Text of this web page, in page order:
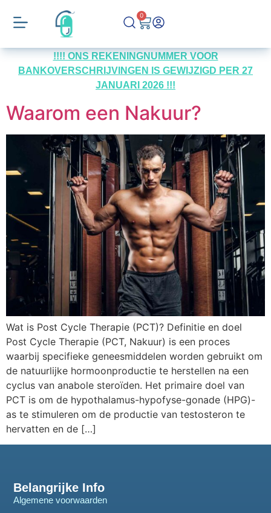
0
!!!! ONS REKENINGNUMMER VOOR
BANKOVERSCHRIJVINGEN IS GEWIJZIGD PER 27
JANUARI 2026 !!!
Waarom een Nakuur?
Wat is Post Cycle Therapie (PCT)? Definitie en doel
Post Cycle Therapie (PCT, Nakuur) is een proces
waarbij specifieke geneesmiddelen worden gebruikt om
de natuurlijke hormoonproductie te herstellen na een
cyclus van anabole steroïden. Het primaire doel van
PCT is om de hypothalamus-hypofyse-gonade (HPG)-
as te stimuleren om de productie van testosteron te
hervatten en de […]
Belangrijke Info
Algemene voorwaarden